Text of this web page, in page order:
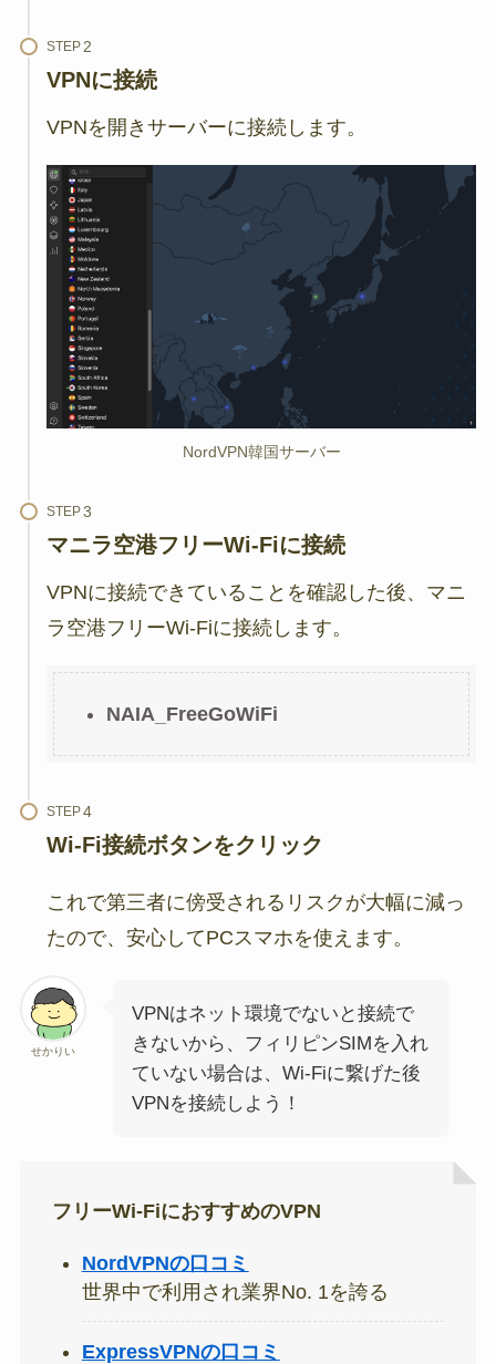
STEP
VPNに接続
VPNを開きサーバーに接続します。
NordVPN韓国サーバー
STEP
マニラ空港フリーWi-Fiに接続
VPNに接続できていることを確認した後、マニ
ラ空港フリーWi-Fiに接続します。
NAIA_FreeGoWiFi
STEP
Wi-Fi接続ボタンをクリック
これで第三者に傍受されるリスクが大幅に減っ
たので、安心してPCスマホを使えます。
せかりい
VPNはネット環境でないと接続で
きないから、フィリピンSIMを入れ
ていない場合は、Wi-Fiに繋げた後
VPNを接続しよう！
フリーWi-FiにおすすめのVPN
NordVPNの口コミ
世界中で利用され業界No. 1を誇る
ExpressVPNの口コミ